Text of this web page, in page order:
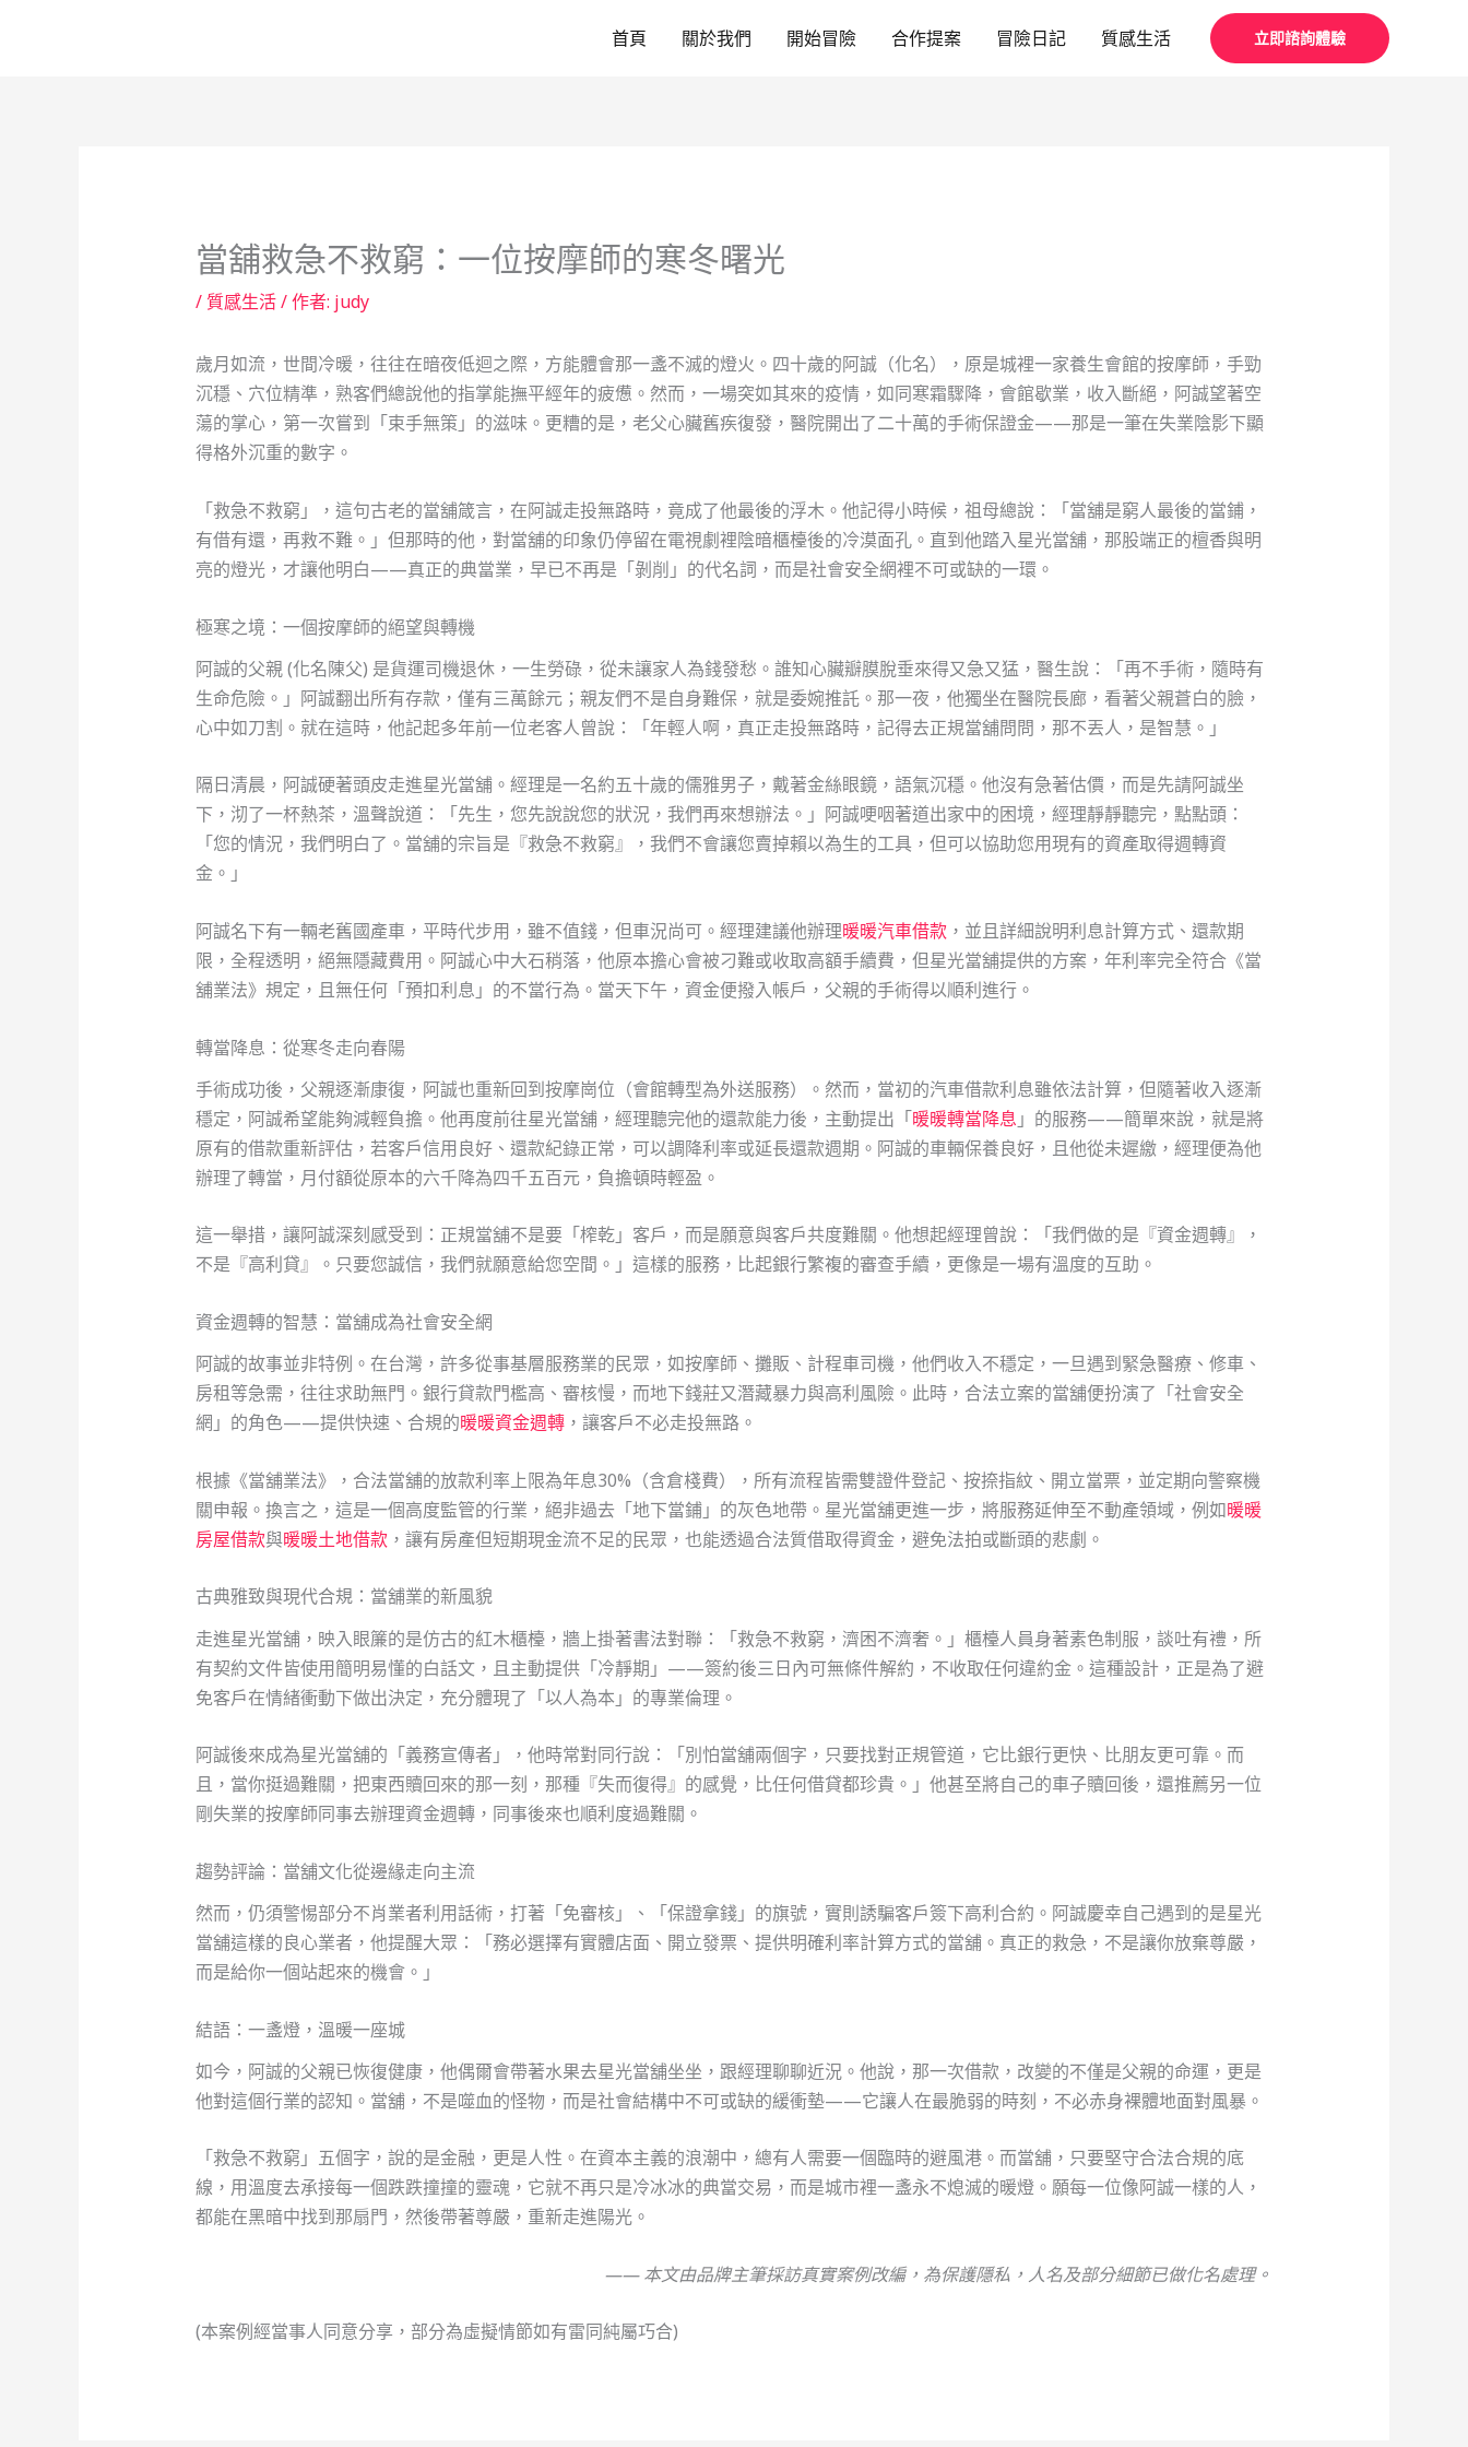
首頁 關於我們 開始冒險 合作提案 冒險日記 質感生活 立即諮詢體驗
當舖救急不救窮：一位按摩師的寒冬曙光
/ 質感生活/ 作者: judy
歲月如流，世間冷暖，往往在暗夜低迴之際，方能體會那一盞不滅的燈火。四十歲的阿誠（化名），原是城裡一家養生會館的按摩師，手勁
沉穩、穴位精準，熟客們總說他的指掌能撫平經年的疲憊。然而，一場突如其來的疫情，如同寒霜驟降，會館歇業，收入斷絕，阿誠望著空
蕩的掌心，第一次嘗到「束手無策」的滋味。更糟的是，老父心臟舊疾復發，醫院開出了二十萬的手術保證金——那是一筆在失業陰影下顯
得格外沉重的數字。
「救急不救窮」，這句古老的當舖箴言，在阿誠走投無路時，竟成了他最後的浮木。他記得小時候，祖母總說：「當舖是窮人最後的當鋪，
有借有還，再救不難。」但那時的他，對當舖的印象仍停留在電視劇裡陰暗櫃檯後的冷漠面孔。直到他踏入星光當舖，那股端正的檀香與明
亮的燈光，才讓他明白——真正的典當業，早已不再是「剝削」的代名詞，而是社會安全網裡不可或缺的一環。
極寒之境：一個按摩師的絕望與轉機
阿誠的父親 (化名陳父) 是貨運司機退休，一生勞碌，從未讓家人為錢發愁。誰知心臟瓣膜脫垂來得又急又猛，醫生說：「再不手術，隨時有
生命危險。」阿誠翻出所有存款，僅有三萬餘元；親友們不是自身難保，就是委婉推託。那一夜，他獨坐在醫院長廊，看著父親蒼白的臉，
心中如刀割。就在這時，他記起多年前一位老客人曾說：「年輕人啊，真正走投無路時，記得去正規當舖問問，那不丟人，是智慧。」
隔日清晨，阿誠硬著頭皮走進星光當舖。經理是一名約五十歲的儒雅男子，戴著金絲眼鏡，語氣沉穩。他沒有急著估價，而是先請阿誠坐
下，沏了一杯熱茶，溫聲說道：「先生，您先說說您的狀況，我們再來想辦法。」阿誠哽咽著道出家中的困境，經理靜靜聽完，點點頭：
「您的情況，我們明白了。當舖的宗旨是『救急不救窮』，我們不會讓您賣掉賴以為生的工具，但可以協助您用現有的資產取得週轉資
金。」
阿誠名下有一輛老舊國產車，平時代步用，雖不值錢，但車況尚可。經理建議他辦理暖暖汽車借款，並且詳細說明利息計算方式、還款期
限，全程透明，絕無隱藏費用。阿誠心中大石稍落，他原本擔心會被刁難或收取高額手續費，但星光當舖提供的方案，年利率完全符合《當
舖業法》規定，且無任何「預扣利息」的不當行為。當天下午，資金便撥入帳戶，父親的手術得以順利進行。
轉當降息：從寒冬走向春陽
手術成功後，父親逐漸康復，阿誠也重新回到按摩崗位（會館轉型為外送服務）。然而，當初的汽車借款利息雖依法計算，但隨著收入逐漸
穩定，阿誠希望能夠減輕負擔。他再度前往星光當舖，經理聽完他的還款能力後，主動提出「暖暖轉當降息 」的服務——簡單來說，就是將
原有的借款重新評估，若客戶信用良好、還款紀錄正常，可以調降利率或延長還款週期。阿誠的車輛保養良好，且他從未遲繳，經理便為他
辦理了轉當，月付額從原本的六千降為四千五百元，負擔頓時輕盈。
這一舉措，讓阿誠深刻感受到：正規當舖不是要「榨乾」客戶，而是願意與客戶共度難關。他想起經理曾說：「我們做的是『資金週轉』，
不是『高利貸』。只要您誠信，我們就願意給您空間。」這樣的服務，比起銀行繁複的審查手續，更像是一場有溫度的互助。
資金週轉的智慧：當舖成為社會安全網
阿誠的故事並非特例。在台灣，許多從事基層服務業的民眾，如按摩師、攤販、計程車司機，他們收入不穩定，一旦遇到緊急醫療、修車、
房租等急需，往往求助無門。銀行貸款門檻高、審核慢，而地下錢莊又潛藏暴力與高利風險。此時，合法立案的當舖便扮演了「社會安全
網」的角色——提供快速、合規的暖暖資金週轉，讓客戶不必走投無路。
根據《當舖業法》，合法當舖的放款利率上限為年息30%（含倉棧費），所有流程皆需雙證件登記、按捺指紋、開立當票，並定期向警察機
關申報。換言之，這是一個高度監管的行業，絕非過去「地下當鋪」的灰色地帶。星光當舖更進一步，將服務延伸至不動產領域，例如暖暖
房屋借款與暖暖土地借款，讓有房產但短期現金流不足的民眾，也能透過合法質借取得資金，避免法拍或斷頭的悲劇。
古典雅致與現代合規：當舖業的新風貌
走進星光當舖，映入眼簾的是仿古的紅木櫃檯，牆上掛著書法對聯：「救急不救窮，濟困不濟奢。」櫃檯人員身著素色制服，談吐有禮，所
有契約文件皆使用簡明易懂的白話文，且主動提供「冷靜期」——簽約後三日內可無條件解約，不收取任何違約金。這種設計，正是為了避
免客戶在情緒衝動下做出決定，充分體現了「以人為本」的專業倫理。
阿誠後來成為星光當舖的「義務宣傳者」，他時常對同行說：「別怕當舖兩個字，只要找對正規管道，它比銀行更快、比朋友更可靠。而
且，當你挺過難關，把東西贖回來的那一刻，那種『失而復得』的感覺，比任何借貸都珍貴。」他甚至將自己的車子贖回後，還推薦另一位
剛失業的按摩師同事去辦理資金週轉，同事後來也順利度過難關。
趨勢評論：當舖文化從邊緣走向主流
然而，仍須警惕部分不肖業者利用話術，打著「免審核」、「保證拿錢」的旗號，實則誘騙客戶簽下高利合約。阿誠慶幸自己遇到的是星光
當舖這樣的良心業者，他提醒大眾：「務必選擇有實體店面、開立發票、提供明確利率計算方式的當舖。真正的救急，不是讓你放棄尊嚴，
而是給你一個站起來的機會。」
結語：一盞燈，溫暖一座城
如今，阿誠的父親已恢復健康，他偶爾會帶著水果去星光當舖坐坐，跟經理聊聊近況。他說，那一次借款，改變的不僅是父親的命運，更是
他對這個行業的認知。當舖，不是噬血的怪物，而是社會結構中不可或缺的緩衝墊——它讓人在最脆弱的時刻，不必赤身裸體地面對風暴。
「救急不救窮」五個字，說的是金融，更是人性。在資本主義的浪潮中，總有人需要一個臨時的避風港。而當舖，只要堅守合法合規的底
線，用溫度去承接每一個跌跌撞撞的靈魂，它就不再只是冷冰冰的典當交易，而是城市裡一盞永不熄滅的暖燈。願每一位像阿誠一樣的人，
都能在黑暗中找到那扇門，然後帶著尊嚴，重新走進陽光。
—— 本文由品牌主筆採訪真實案例改編，為保護隱私，人名及部分細節已做化名處理。
(本案例經當事人同意分享，部分為虛擬情節如有雷同純屬巧合)